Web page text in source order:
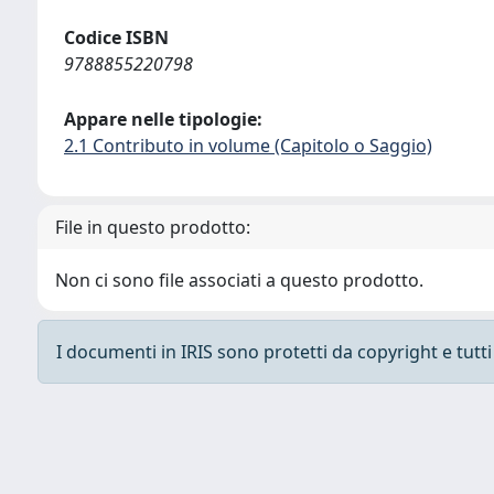
Codice ISBN
9788855220798
Appare nelle tipologie:
2.1 Contributo in volume (Capitolo o Saggio)
File in questo prodotto:
Non ci sono file associati a questo prodotto.
I documenti in IRIS sono protetti da copyright e